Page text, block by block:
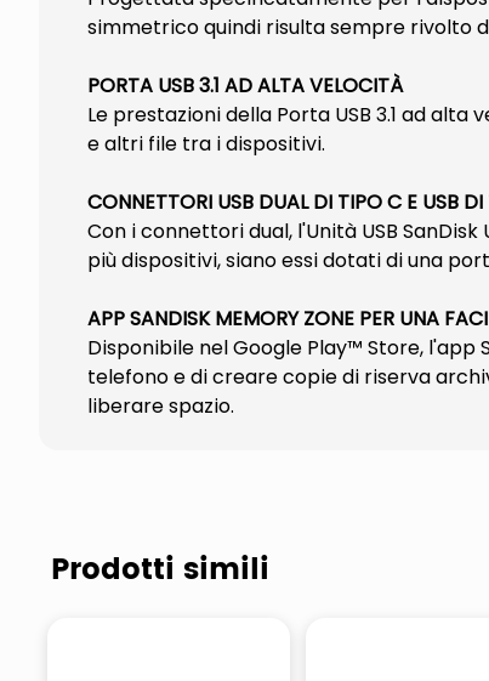
simmetrico quindi risulta sempre rivolto
PORTA USB 3.1 AD ALTA VELOCITÀ
Le prestazioni della Porta USB 3.1 ad
e altri file tra i dispositivi.
CONNETTORI USB DUAL DI TIPO C E USB
Con i connettori dual, l'Unità USB
più dispositivi, siano essi dotati di una
APP SANDISK MEMORY ZONE PER UNA
Disponibile nel Google Play™ Store,
telefono e di creare copie di riserva
liberare spazio.
Prodotti simili